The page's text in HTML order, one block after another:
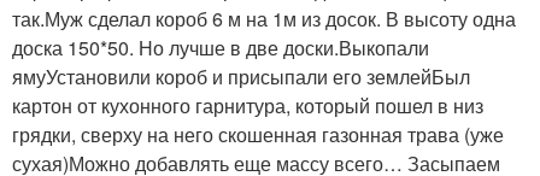
так.Муж сделал короб 6 м на 1м из досок. В высоту одна
доска 150*50. Но лучше в две доски.Выкопали
ямуУстановили короб и присыпали его землейБыл
картон от кухонного гарнитура, который пошел в низ
грядки, сверху на него скошенная газонная трава (уже
сухая)Можно добавлять еще массу всего… Засыпаем